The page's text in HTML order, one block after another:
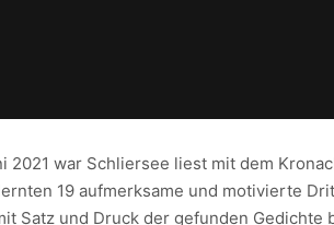
2021 war Schliersee liest mit dem
19 aufmerksame und motivierte
Satz und Druck der gefunden Gedichte